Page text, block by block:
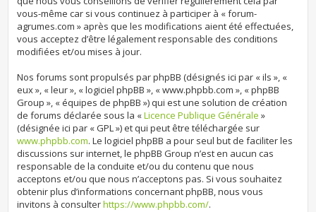
vous-même car si vous continuez à participer à « forum-
agrumes.com » après que les modifications aient été effectuées,
vous acceptez d’être légalement responsable des conditions
modifiées et/ou mises à jour.
Nos forums sont propulsés par phpBB (désignés ici par « ils », «
eux », « leur », « logiciel phpBB », « www.phpbb.com », « phpBB
Group », « équipes de phpBB ») qui est une solution de création
de forums déclarée sous la «Licence Publique Générale »
(désignée ici par « GPL ») et qui peut être téléchargée sur
www.phpbb.com. Le logiciel phpBB a pour seul but de faciliter les
discussions sur internet, le phpBB Group n’est en aucun cas
responsable de la conduite et/ou du contenu que nous
acceptons et/ou que nous n’acceptons pas. Si vous souhaitez
obtenir plus d’informations concernant phpBB, nous vous
invitons à consulterhttps://www.phpbb.com/.